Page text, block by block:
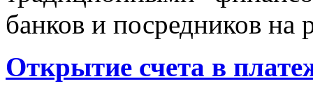
банков и посредников на
Открытие счета в